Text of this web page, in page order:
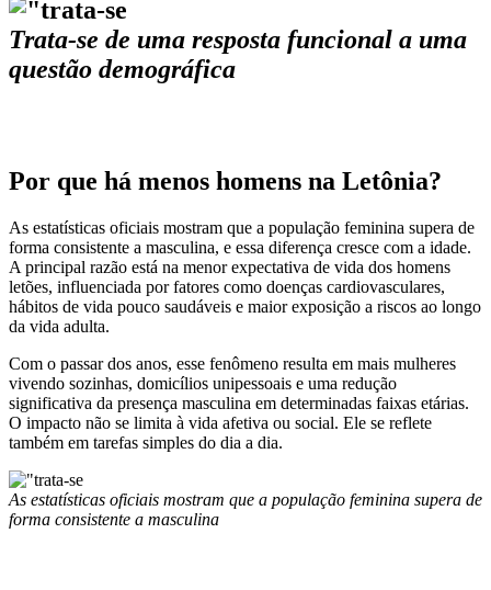
Trata-se de uma resposta funcional a uma
questão demográfica
Por que há menos homens na Letônia?
As estatísticas oficiais mostram que a população feminina supera de
forma consistente a masculina, e essa diferença cresce com a idade.
A principal razão está na menor expectativa de vida dos homens
letões, influenciada por fatores como doenças cardiovasculares,
hábitos de vida pouco saudáveis e maior exposição a riscos ao longo
da vida adulta.
Com o passar dos anos, esse fenômeno resulta em mais mulheres
vivendo sozinhas, domicílios unipessoais e uma redução
significativa da presença masculina em determinadas faixas etárias.
O impacto não se limita à vida afetiva ou social. Ele se reflete
também em tarefas simples do dia a dia.
As estatísticas oficiais mostram que a população feminina supera de
forma consistente a masculina